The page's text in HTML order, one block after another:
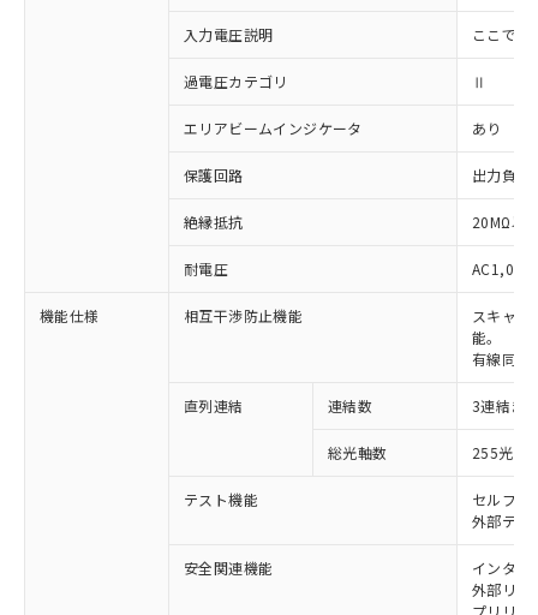
入力電圧説明 ここでの
過電圧カテゴリ Ⅱ
エリアビームインジケータ あり
保護回路 出力負荷
絶縁抵抗 20MΩ以
耐電圧
機能仕様 相互干渉防止機能
スキャ
能。
有線同期
直列連結 連結数 3連結ま
総光軸数 255光軸
テスト機能
セルフテ
外部テス
安全関連機能
インター
外部リレ
プリリセ
ご利用条件
※1 対応状況
対応済み：EU RoHS指令（10物質）の
非含有に対応した製品が提供可能な商品で
有に対応した製品に切り替える予定のある